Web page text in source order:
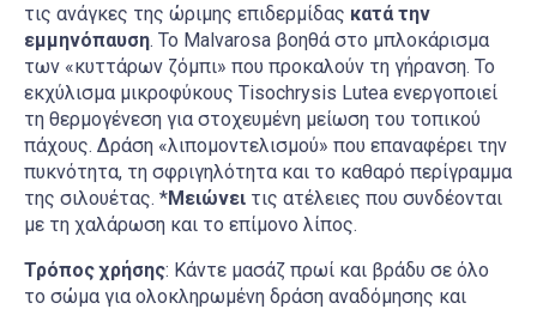
τις ανάγκες της ώριμης επιδερμίδας κατά την
εμμηνόπαυση. Το Malvarosa βοηθά στο μπλοκάρισμα
των «κυττάρων ζόμπι» που προκαλούν τη γήρανση. Το
εκχύλισμα μικροφύκους Tisochrysis Lutea ενεργοποιεί
τη θερμογένεση για στοχευμένη μείωση του τοπικού
πάχους. Δράση «λιπομοντελισμού» που επαναφέρει την
πυκνότητα, τη σφριγηλότητα και το καθαρό περίγραμμα
της σιλουέτας. *Μειώνει τις ατέλειες που συνδέονται
με τη χαλάρωση και το επίμονο λίπος.
Τρόπος χρήσης: Κάντε μασάζ πρωί και βράδυ σε όλο
το σώμα για ολοκληρωμένη δράση αναδόμησης και